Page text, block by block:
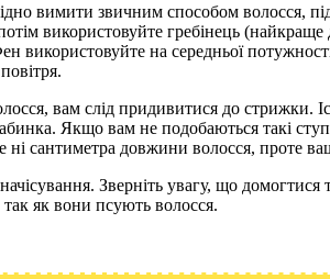
вимити звичним способом волосся,
використовуйте гребінець
використовуйте на середньої
вам слід придивитися до
Якщо вам не подобаються такі
сантиметра довжини волосся, проте
Зверніть увагу, що
як вони псують волосся.